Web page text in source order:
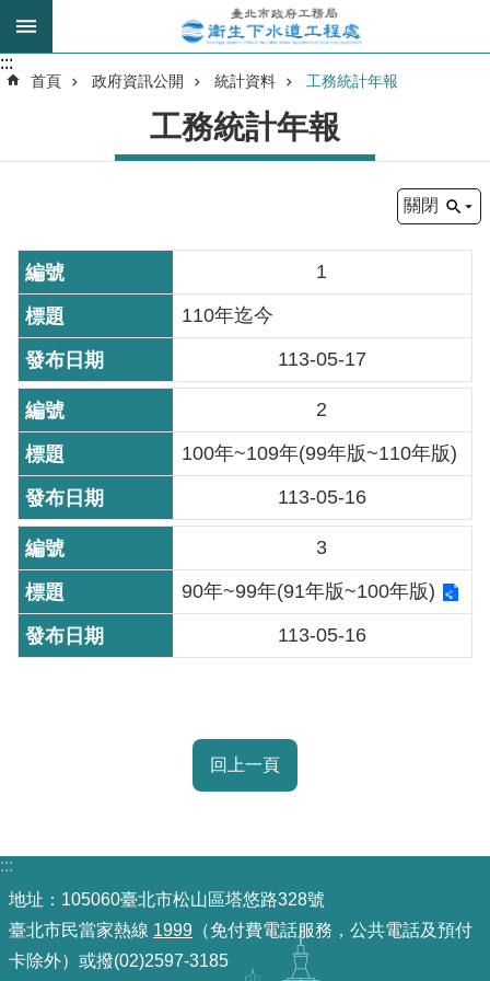
跳到主要內容區塊
進
的
身
分
是
公
告
訊
息
機
關
介
紹
訊
公
:::
:::
首頁 政府資訊公開 統計資料 工務統計年報
工務統計年報
關閉
1
110年迄今
113-05-17
2
100年~109年(99年版~110年版)
113-05-16
3
90年~99年(91年版~100年版)
113-05-16
回上一頁
:::
地址：105060臺北市松山區塔悠路328號
臺北市民當家熱線 1999 （免付費電話服務，公共電話及預付
卡除外）或撥(02)2597-3185